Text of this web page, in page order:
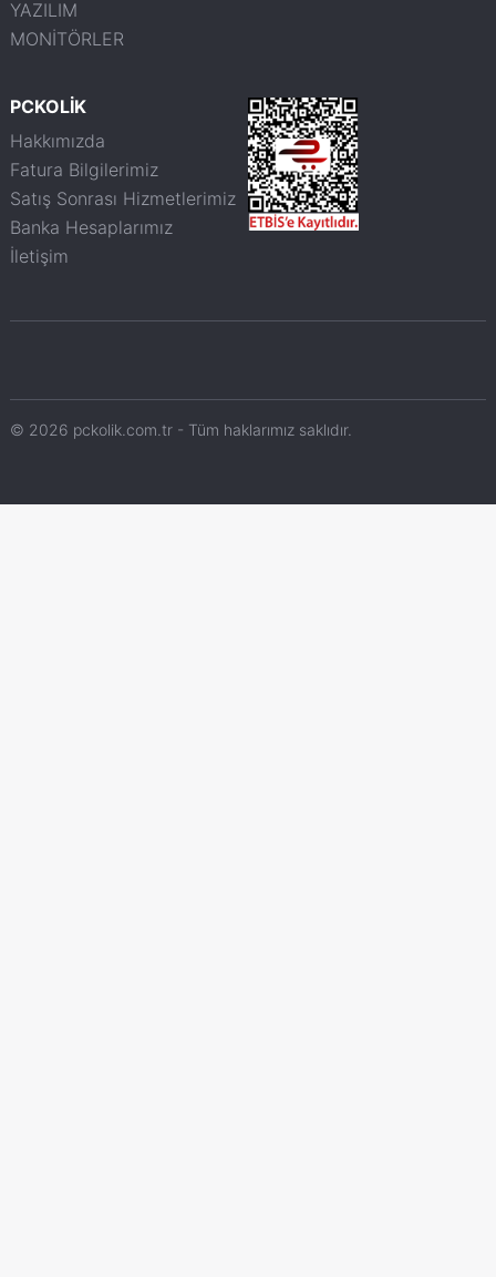
YAZILIM
MONİTÖRLER
PCKOLİK
Hakkımızda
Fatura Bilgilerimiz
Satış Sonrası Hizmetlerimiz
Banka Hesaplarımız
İletişim
© 2026 pckolik.com.tr - Tüm haklarımız saklıdır.